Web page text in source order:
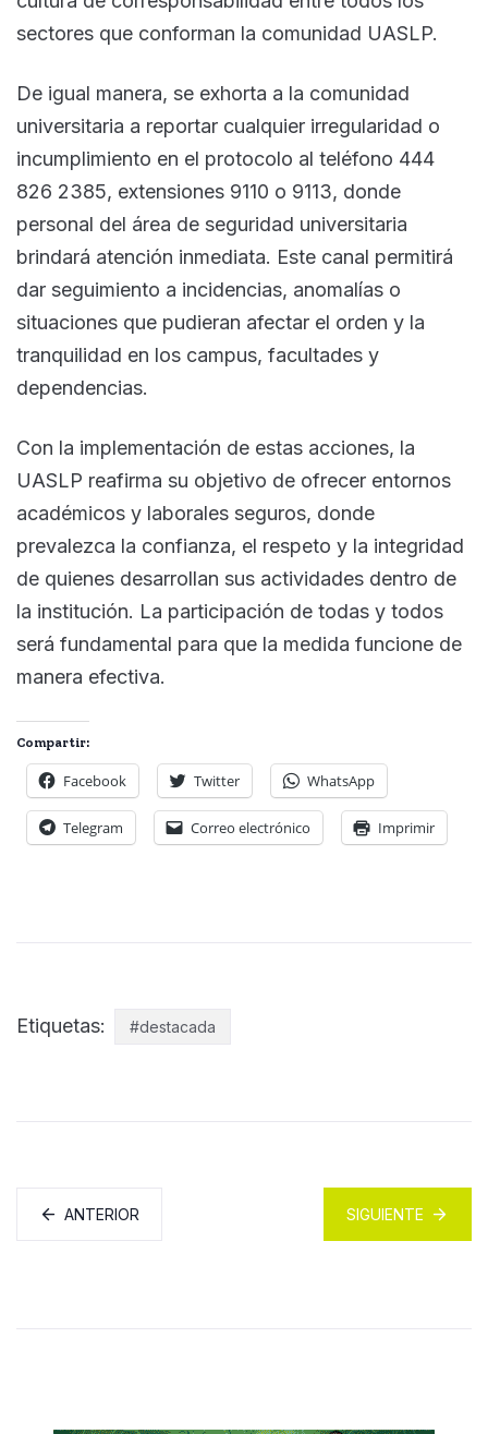
sectores que conforman la comunidad UASLP.
De igual manera, se exhorta a la comunidad
universitaria a reportar cualquier irregularidad o
incumplimiento en el protocolo al teléfono 444
826 2385, extensiones 9110 o 9113, donde
personal del área de seguridad universitaria
brindará atención inmediata. Este canal permitirá
dar seguimiento a incidencias, anomalías o
situaciones que pudieran afectar el orden y la
tranquilidad en los campus, facultades y
dependencias.
Con la implementación de estas acciones, la
UASLP reafirma su objetivo de ofrecer entornos
académicos y laborales seguros, donde
prevalezca la confianza, el respeto y la integridad
de quienes desarrollan sus actividades dentro de
la institución. La participación de todas y todos
será fundamental para que la medida funcione de
manera efectiva.
Compartir:
Facebook Twitter WhatsApp
Telegram Correo electrónico Imprimir
Etiquetas: #destacada
ANTERIOR SIGUIENTE